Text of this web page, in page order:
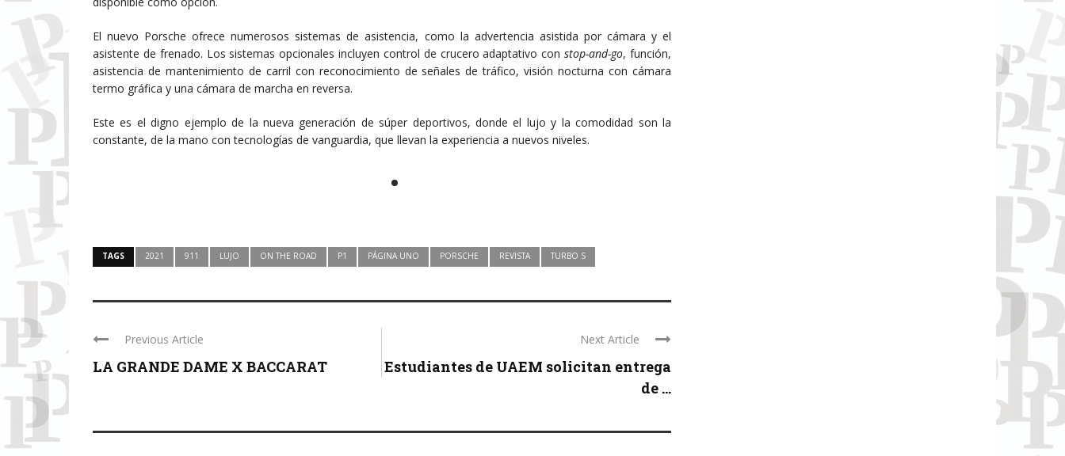
El nuevo Porsche ofrece numerosos sistemas de asistencia, como la advertencia asistida por cámara y el
asistente de frenado. Los sistemas opcionales incluyen control de crucero adaptativo constop-and-go, función,
asistencia de mantenimiento de carril con reconocimiento de señales de tráfico, visión nocturna con cámara
termo gráfica y una cámara de marcha en reversa.
Este es el digno ejemplo de la nueva generación de súper deportivos, donde el lujo y la comodidad son la
constante, de la mano con tecnologías de vanguardia, que llevan la experiencia a nuevos niveles.
TAGS 2021 911 LUJO ON THE ROAD P1 PÁGINA UNO PORSCHE REVISTA TURBO S
Previous Article
LA GRANDE DAME X BACCARAT
Next Article
Estudiantes de UAEM solicitan entrega
de ...